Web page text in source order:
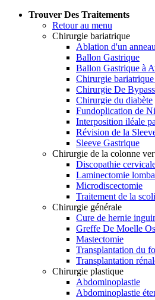
Trouver Des Traitements
Retour au menu
Chirurgie bariatrique
Ablation d'un
Ballon Gastrique
Ballon Gastrique à
Chirurgie
Chirurgie De
Chirurgie du diabète
Fundoplication de
Interposition iléale
Révision de la
Sleeve Gastrique
Chirurgie de la colonne
Discopathie
Laminectomie
Microdiscectomie
Traitement de la
Chirurgie générale
Cure de hernie
Greffe De Moelle
Mastectomie
Transplantation du
Transplantation
Chirurgie plastique
Abdominoplastie
Abdominoplastie